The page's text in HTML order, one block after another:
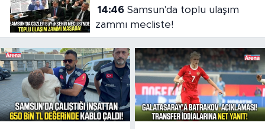
14:46Samsun'da toplu ulaşım
zammı mecliste!